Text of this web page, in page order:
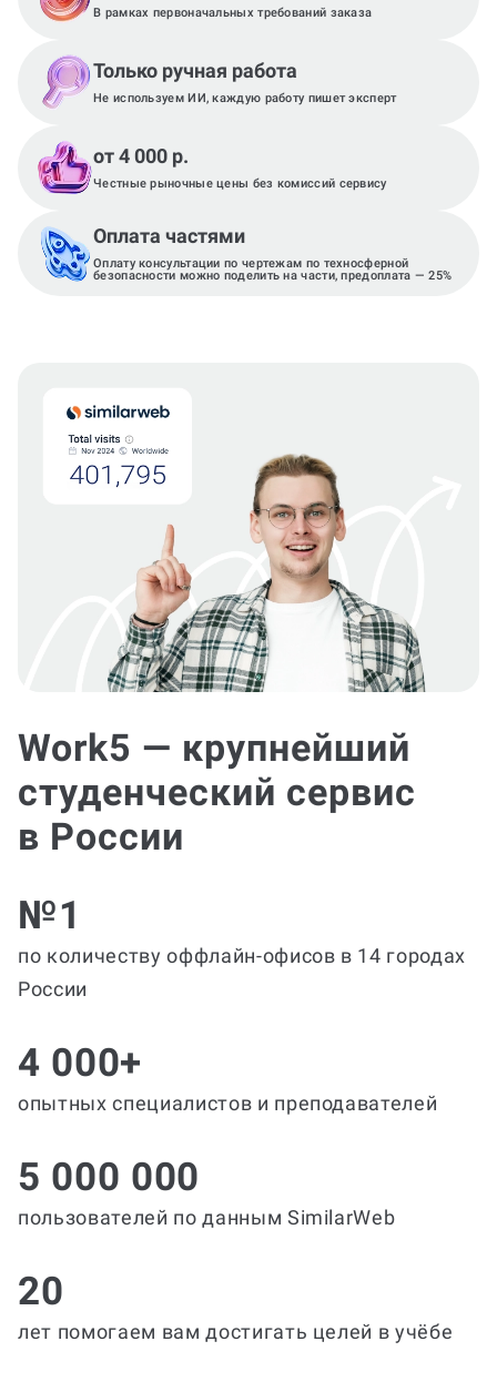
В рамках первоначальных требований заказа
Только ручная работа
Не используем ИИ, каждую работу пишет эксперт
от 4 000 р.
Честные рыночные цены без комиссий сервису
Оплата частями
Оплату консультации по чертежам по техносферной
безопасности можно поделить на части, предоплата — 25%
Work5 — крупнейший
студенческий сервис
в России
№1
по количеству оффлайн-офисов в 14 городах
России
4 000+
опытных специалистов и преподавателей
5 000 000
пользователей по данным SimilarWeb
20
лет помогаем вам достигать целей в учёбе